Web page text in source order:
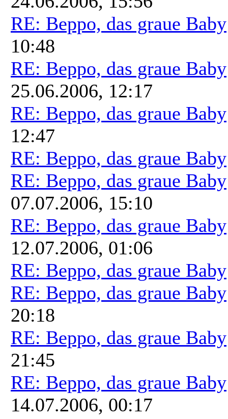
RE: Beppo, das graue Baby
10:48
RE: Beppo, das graue Baby
25.06.2006, 12:17
RE: Beppo, das graue Baby
12:47
RE: Beppo, das graue Baby
RE: Beppo, das graue Baby
07.07.2006, 15:10
RE: Beppo, das graue Baby
12.07.2006, 01:06
RE: Beppo, das graue Baby
RE: Beppo, das graue Baby
20:18
RE: Beppo, das graue Baby
21:45
RE: Beppo, das graue Baby
14.07.2006, 00:17